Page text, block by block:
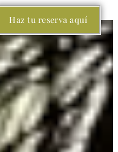
Haz tu reserva aquí